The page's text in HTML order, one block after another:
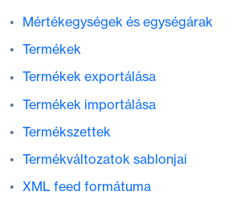
Mértékegységek és egységárak
Termékek
Termékek exportálása
Termékek importálása
Termékszettek
Termékváltozatok sablonjai
XML feed formátuma